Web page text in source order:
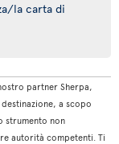
la carta di
partner Sherpa,
a scopo
strumento non
autorità competenti. Ti